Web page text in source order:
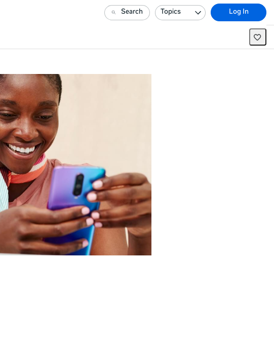
Search Topics Log In